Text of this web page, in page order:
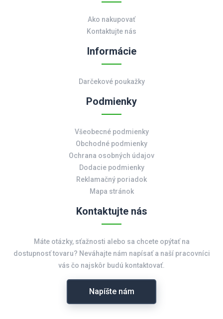
Ako nakupovať
Kontaktujte nás
Informácie
Darčekové poukažky
Podmienky
Všeobecné podmienky
Obchodné podmienky
Ochrana osobných údajov
Dodacie podmienky
Reklamačný poriadok
Mapa stránok
Kontaktujte nás
Máte otázky, sťažnosti alebo sa chcete opýtať na
dostupnosť tovaru? Neváhajte nám napísať a naší pracovníci
vás čo najskôr budú kontaktovať.
Napíšte nám